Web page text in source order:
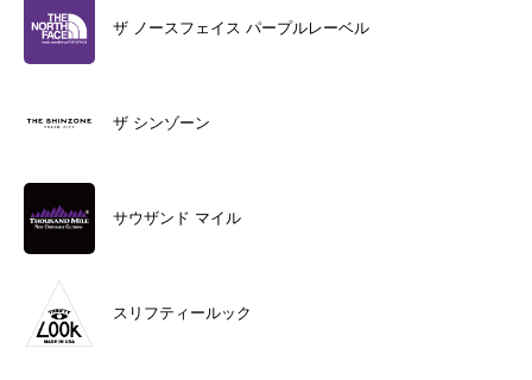
ザ ノースフェイス パープルレーベル
ザ シンゾーン
サウザンド マイル
スリフティールック